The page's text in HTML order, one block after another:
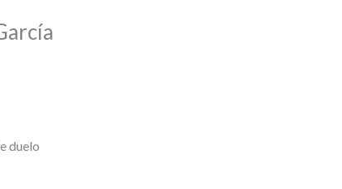
duelo